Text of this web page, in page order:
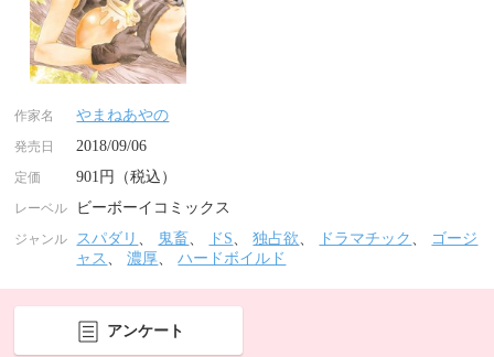
作家名 やまねあやの
発売日 2018/09/06
定価 901円（税込）
レーベル ビーボーイコミックス
ジャンル スパダリ 、 鬼畜、 ドS、独占欲、 ドラマチック 、
ゴージ
ャス 、濃厚、ハードボイルド
アンケート